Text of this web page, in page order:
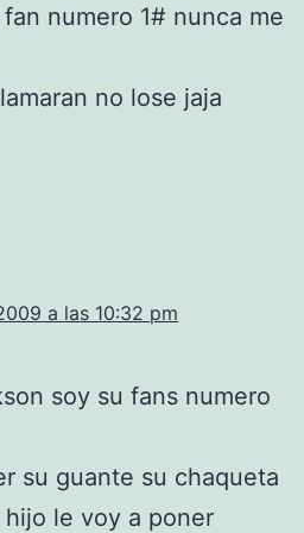
numero 1# nunca me
no lose jaja
a las 10:32 pm
soy su fans numero
su guante su chaqueta
le voy a poner